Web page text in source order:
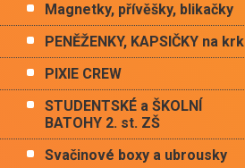
Magnetky, přívěšky, blikačky
PENĚŽENKY, KAPSIČKY na krk
PIXIE CREW
STUDENTSKÉ a ŠKOLNÍ
BATOHY 2. st. ZŠ
Svačinové boxy a ubrousky